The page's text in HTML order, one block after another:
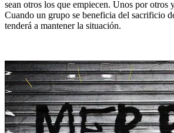
sean otros los que empiecen. Unos por otros
Cuando un grupo se beneficia del sacrificio
tenderá a mantener la situación.